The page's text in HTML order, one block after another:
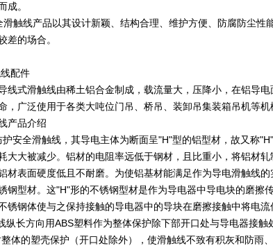
成。
滑触线产品以其设计新颖、结构合理、维护方便、防腐防尘
差的场合。
配件
线式滑触线由稀土铝合金制成，载流量大，压降小，在铝导
，广泛使用于各类大吨位门吊、桥吊、装卸吊集装箱吊机等机
产品介绍
安全滑触线，其导电主体为断面呈"H"型的铝型材，故又称
大大被减少。铝材的电阻率远低于钢材，且比重小，将铝材
材表面硬度低且不耐磨。为使铝基材能满足作为导电滑触线
钢型材。这"H"形的不锈钢型材是作为导电器中导电块的磨擦
锈钢体使与之保持接触的导电器中的导块在磨擦接触中将电
纵长方向用ABS塑料作为整体保护除下部开口处与导电器接
体的塑壳保护（开口处除外），使滑触线不致有积灰和防雨